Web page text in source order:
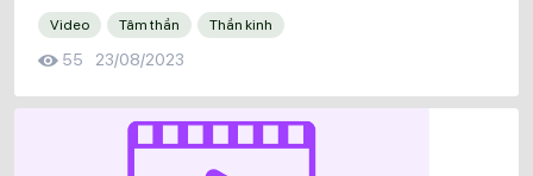
Video Tâm thần Thần kinh
55 23/08/2023